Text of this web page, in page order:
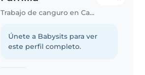
Trabajo de canguro en Cambrils
Únete a Babysits para ver
este perfil completo.